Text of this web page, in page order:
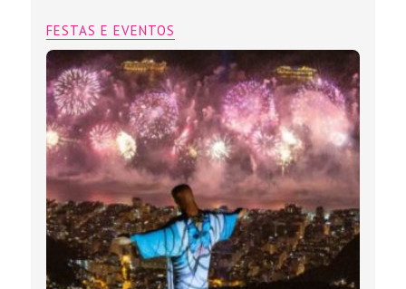
FESTAS E EVENTOS